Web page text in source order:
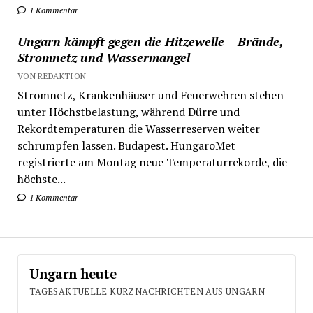
1 Kommentar
Ungarn kämpft gegen die Hitzewelle – Brände,
Stromnetz und Wassermangel
VON REDAKTION
Stromnetz, Krankenhäuser und Feuerwehren stehen
unter Höchstbelastung, während Dürre und
Rekordtemperaturen die Wasserreserven weiter
schrumpfen lassen. Budapest. HungaroMet
registrierte am Montag neue Temperaturrekorde, die
höchste...
1 Kommentar
Ungarn heute
TAGESAKTUELLE KURZNACHRICHTEN AUS UNGARN